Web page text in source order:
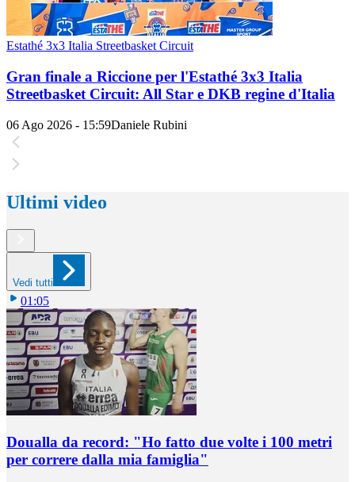
Estathé 3x3 Italia Streetbasket Circuit
Gran finale a Riccione per l'Estathé 3x3 Italia
Streetbasket Circuit: All Star e DKB regine d'Italia
06 Ago 2026 - 15:59Daniele Rubini
Ultimi video
Vedi tutti
01:05
Doualla da record: "Ho fatto due volte i 100 metri
per correre dalla mia famiglia"